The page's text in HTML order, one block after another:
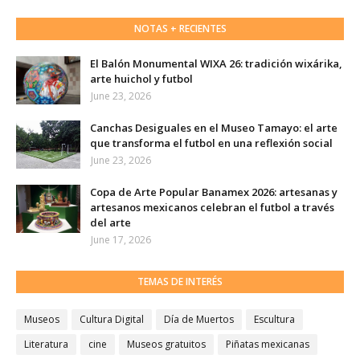
NOTAS + RECIENTES
El Balón Monumental WIXA 26: tradición wixárika,
arte huichol y futbol
June 23, 2026
Canchas Desiguales en el Museo Tamayo: el arte
que transforma el futbol en una reflexión social
June 23, 2026
Copa de Arte Popular Banamex 2026: artesanas y
artesanos mexicanos celebran el futbol a través
del arte
June 17, 2026
TEMAS DE INTERÉS
Museos Cultura Digital Día de Muertos
Escultura
Literatura
cine Museos gratuitos
Piñatas mexicanas